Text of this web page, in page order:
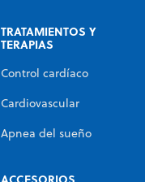
TRATAMIENTOS Y
TERAPIAS
Control cardíaco
Cardiovascular
Apnea del sueño